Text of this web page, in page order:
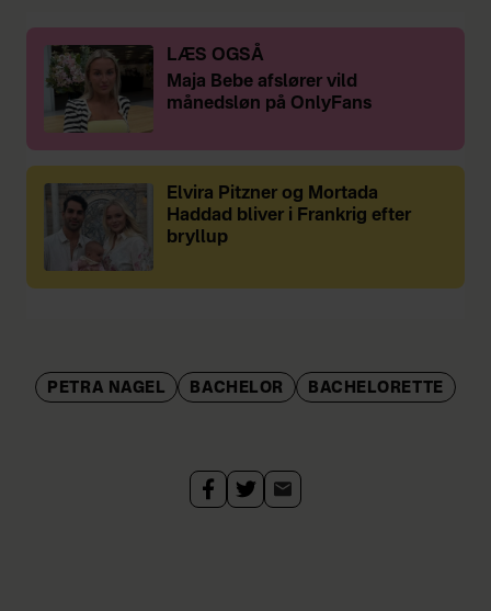
LÆS OGSÅ
Maja Bebe afslører vild
månedsløn på OnlyFans
Elvira Pitzner og Mortada
Haddad bliver i Frankrig efter
bryllup
PETRA NAGEL BACHELOR BACHELORETTE